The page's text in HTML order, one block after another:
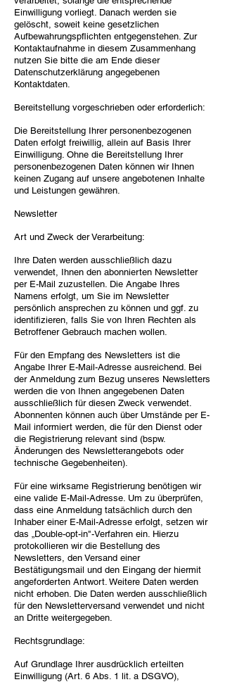
Einwilligung vorliegt. Danach werden sie
gelöscht, soweit keine gesetzlichen
Aufbewahrungspflichten entgegenstehen. Zur
Kontaktaufnahme in diesem Zusammenhang
nutzen Sie bitte die am Ende dieser
Datenschutzerklärung angegebenen
Kontaktdaten.
Bereitstellung vorgeschrieben oder erforderlich:
Die Bereitstellung Ihrer personenbezogenen
Daten erfolgt freiwillig, allein auf Basis Ihrer
Einwilligung. Ohne die Bereitstellung Ihrer
personenbezogenen Daten können wir Ihnen
keinen Zugang auf unsere angebotenen Inhalte
und Leistungen gewähren.
Newsletter
Art und Zweck der Verarbeitung:
Ihre Daten werden ausschließlich dazu
verwendet, Ihnen den abonnierten Newsletter
per E-Mail zuzustellen. Die Angabe Ihres
Namens erfolgt, um Sie im Newsletter
persönlich ansprechen zu können und ggf. zu
identifizieren, falls Sie von Ihren Rechten als
Betroffener Gebrauch machen wollen.
Für den Empfang des Newsletters ist die
Angabe Ihrer E-Mail-Adresse ausreichend. Bei
der Anmeldung zum Bezug unseres Newsletters
werden die von Ihnen angegebenen Daten
ausschließlich für diesen Zweck verwendet.
Abonnenten können auch über Umstände per E-
Mail informiert werden, die für den Dienst oder
die Registrierung relevant sind (bspw.
Änderungen des Newsletterangebots oder
technische Gegebenheiten).
Für eine wirksame Registrierung benötigen wir
eine valide E-Mail-Adresse. Um zu überprüfen,
dass eine Anmeldung tatsächlich durch den
Inhaber einer E-Mail-Adresse erfolgt, setzen wir
das „Double-opt-in"-Verfahren ein. Hierzu
protokollieren wir die Bestellung des
Newsletters, den Versand einer
Bestätigungsmail und den Eingang der hiermit
angeforderten Antwort. Weitere Daten werden
nicht erhoben. Die Daten werden ausschließlich
für den Newsletterversand verwendet und nicht
an Dritte weitergegeben.
Rechtsgrundlage:
Auf Grundlage Ihrer ausdrücklich erteilten
Einwilligung (Art. 6 Abs. 1 lit. a DSGVO),